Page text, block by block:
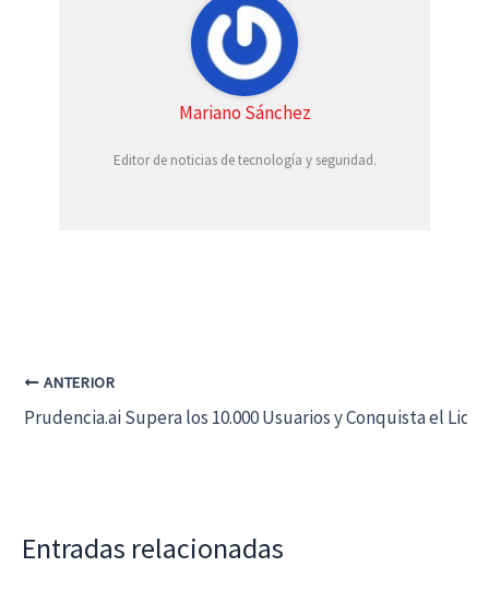
Mariano Sánchez
Editor de noticias de tecnología y seguridad.
ANTERIOR
Prudencia.ai Supera los 10.000 Usuarios y Conquista el
Entradas relacionadas